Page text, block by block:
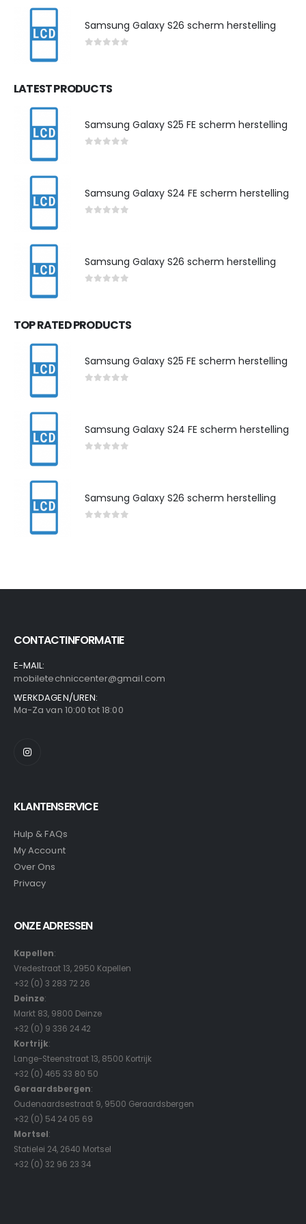
Samsung Galaxy S26 scherm herstelling
LATEST PRODUCTS
Samsung Galaxy S25 FE scherm herstelling
Samsung Galaxy S24 FE scherm herstelling
Samsung Galaxy S26 scherm herstelling
TOP RATED PRODUCTS
Samsung Galaxy S25 FE scherm herstelling
Samsung Galaxy S24 FE scherm herstelling
Samsung Galaxy S26 scherm herstelling
CONTACTINFORMATIE
E-MAIL:
mobiletechniccenter@gmail.com
WERKDAGEN/UREN:
Ma-Za van 10:00 tot 18:00
KLANTENSERVICE
Hulp & FAQs
My Account
Over Ons
Privacy
ONZE ADRESSEN
Kapellen:
Vredestraat 13, 2950 Kapellen
+32 (0) 3 283 72 26
Deinze:
Markt 83, 9800 Deinze
+32 (0) 9 336 24 42
Kortrijk:
Lange-Steenstraat 13, 8500 Kortrijk
+32 (0) 465 33 80 50
Geraardsbergen:
Oudenaardsestraat 9, 9500 Geraardsbergen
+32 (0) 54 24 05 69
Mortsel:
Statielei 24, 2640 Mortsel
+32 (0) 32 96 23 34